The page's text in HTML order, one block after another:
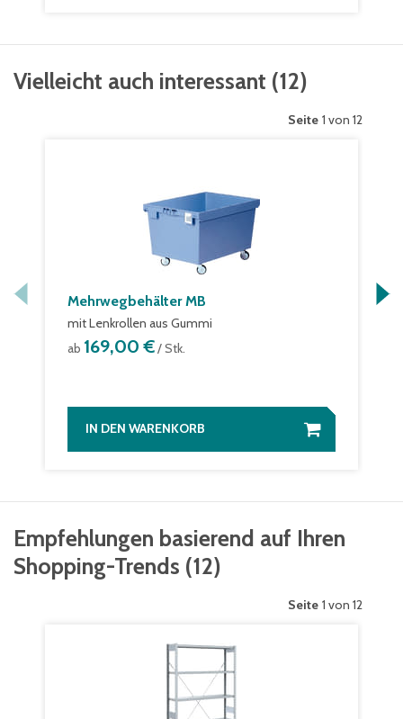
Vielleicht auch interessant (12)
Seite 1 von 12
Mehrwegbehälter MB
mit Lenkrollen aus Gummi
ab 169,00 €/ Stk.
IN DEN WARENKORB
Empfehlungen basierend auf Ihren
Shopping-Trends (12)
Seite 1 von 12